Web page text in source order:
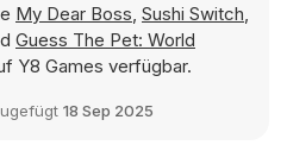
My Dear Boss, Sushi Switch,
Guess The Pet: World
Y8 Games verfügbar.
18 Sep 2025